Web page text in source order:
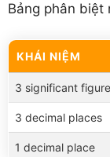
Bảng phân biệt
KHÁI NIỆM
3 significant
3 decimal places
1 decimal place